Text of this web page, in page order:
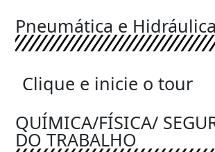
Pneumática e Hidráulica
Clique e inicie o tour
QUÍMICA/FÍSICA/
DO TRABALHO